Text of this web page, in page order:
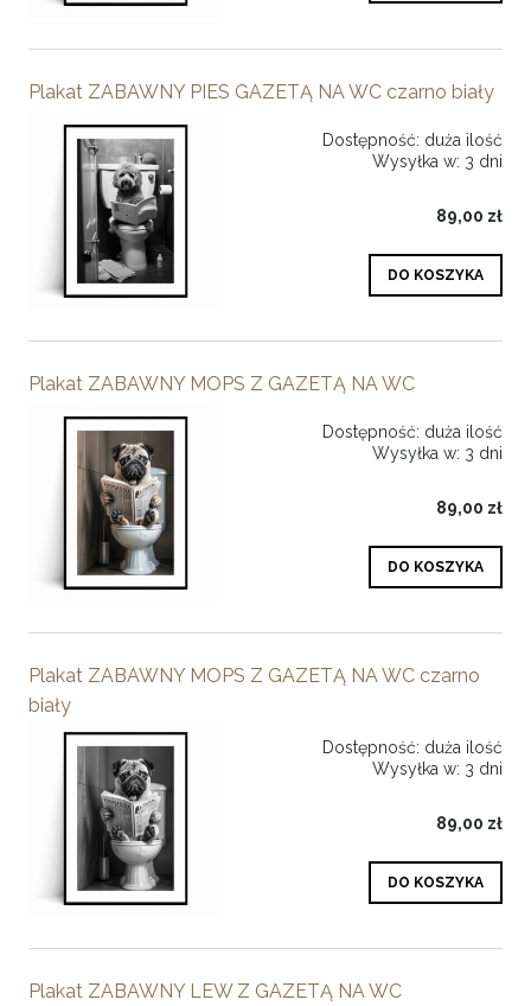
Plakat ZABAWNY PIES GAZETĄ NA WC czarno biały
Dostępność: duża ilość
Wysyłka w: 3 dni
89,00 zł
DO KOSZYKA
Plakat ZABAWNY MOPS Z GAZETĄ NA WC
Dostępność: duża ilość
Wysyłka w: 3 dni
89,00 zł
DO KOSZYKA
Plakat ZABAWNY MOPS Z GAZETĄ NA WC czarno
biały
Dostępność: duża ilość
Wysyłka w: 3 dni
89,00 zł
DO KOSZYKA
Plakat ZABAWNY LEW Z GAZETĄ NA WC